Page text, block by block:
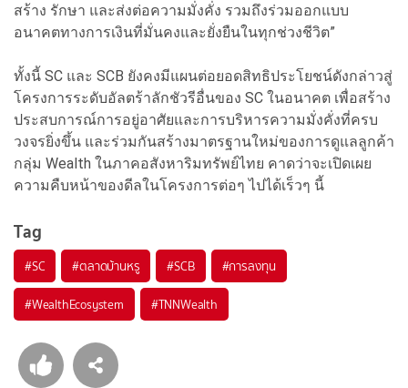
สร้าง รักษา และส่งต่อความมั่งคั่ง รวมถึงร่วมออกแบบ
อนาคตทางการเงินที่มั่นคงและยั่งยืนในทุกช่วงชีวิต”
ทั้งนี้ SC และ SCB ยังคงมีแผนต่อยอดสิทธิประโยชน์ดังกล่าวสู่
โครงการระดับอัลตร้าลักชัวรีอื่นของ SC ในอนาคต เพื่อสร้าง
ประสบการณ์การอยู่อาศัยและการบริหารความมั่งคั่งที่ครบ
วงจรยิ่งขึ้น และร่วมกันสร้างมาตรฐานใหม่ของการดูแลลูกค้า
กลุ่ม Wealth ในภาคอสังหาริมทรัพย์ไทย คาดว่าจะเปิดเผย
ความคืบหน้าของดีลในโครงการต่อๆ ไปได้เร็วๆ นี้
Tag
#SC #ตลาดบ้านหรู #SCB #การลงทุน
#WealthEcosystem #TNNWealth